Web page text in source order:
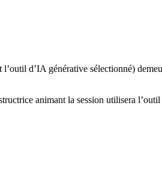
d’IA générative sélectionné)
animant la session utilisera